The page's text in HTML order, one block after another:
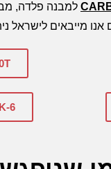
למבנה פלדה,
אנו מייבאים לישראל
6